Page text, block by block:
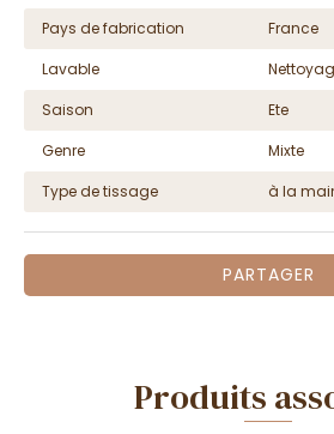
Pays de fabrication
France
Lavable
Saison
Ete
Genre
Mixte
Type de tissage
à la
PARTAGER
Produits